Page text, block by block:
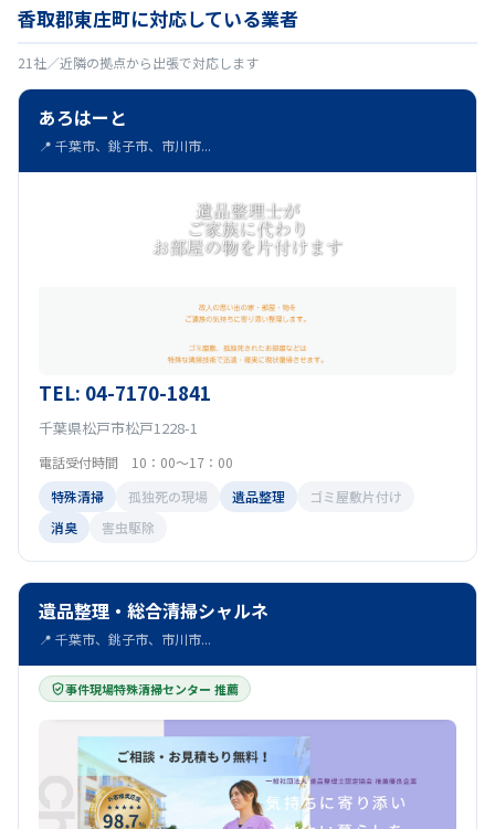
香取郡東庄町に対応している業者
21社／近隣の拠点から出張で対応します
あろはーと
📍 千葉市、銚子市、市川市...
TEL: 04-7170-1841
千葉県松戸市松戸1228-1
電話受付時間 10：00～17：00
特殊清掃
孤独死の現場 遺品整理
ゴミ屋敷片付け
消臭
害虫駆除
遺品整理・総合清掃シャルネ
📍 千葉市、銚子市、市川市...
事件現場特殊清掃センター 推薦